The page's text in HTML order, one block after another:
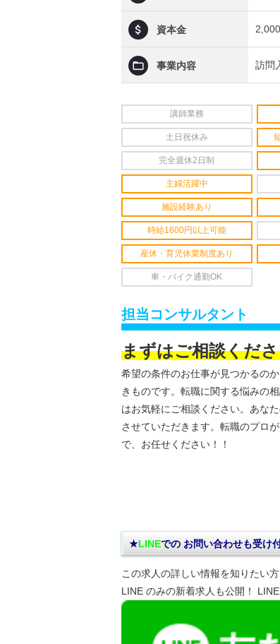
資本金
事業内容 訪問
講師業務
土日祝休み
完全週休2日制
主婦活躍中
施設経験あり
時給1600円以上可能
産休・育児休業制度あり
車・バイク通勤OK
担当コンサルタント
まずはご相談くだ
希望の条件のお仕事が見つかるの
きものです。転職に関する悩みの
はお気軽にご相談ください。あな
させていただきます。転職のプロ
で、お任せください！！
★LINEでの お問い合わせも受け
この求人の詳しい情報を知りたい
LINE のみの新着求人も公開！